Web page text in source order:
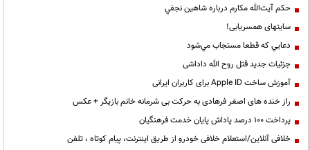
حكم آيت‌الله مكارم درباره شاهين نجفي
سایتهای همسریابی!
دعايي كه قطعا مستجاب مي‌شود
جزئیات جدید قتل روح الله داداشی
آموزش ساخت Apple ID برای کاربران ایرانی
راز خنده های اصغر فرهادی به حرکت بی شرمانه خانم بازیگر + عکس
پرداخت ۱۰۰ درصد پاداش پایان خدمت فرهنگیان
خلافی آنلاین/استعلام خلافی خودرو از طریق اینترنت، پیام کوتاه ، تلفن